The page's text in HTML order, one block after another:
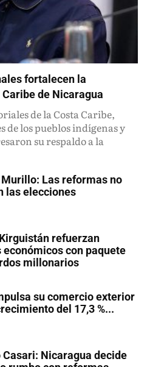
fortalecen la
de Nicaragua
de la Costa Caribe,
los pueblos indígenas y
su respaldo a la
Las reformas no
las elecciones
refuerzan
económicos con paquete
millonarios
su comercio exterior
del 17,3 %...
Casari: Nicaragua decide